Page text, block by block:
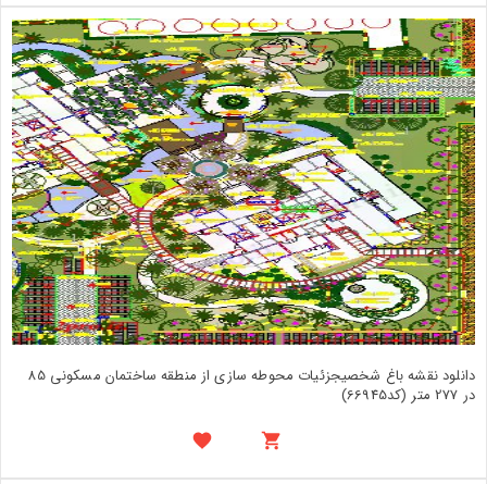
دانلود نقشه باغ شخصیجزئیات محوطه سازی از منطقه ساختمان مسکونی 85
در 277 متر (کد66945)